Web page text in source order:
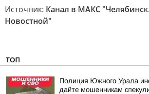
Источник: Канал в МАКС
Новостной"
ТОП
Полиция Южного Урала
дайте мошенникам